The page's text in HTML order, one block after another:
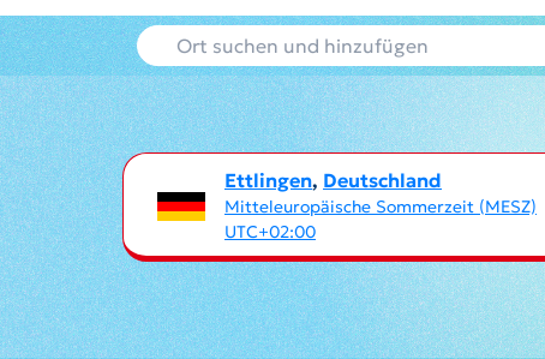
Ettlingen, Deutschland
Mitteleuropäische Sommerzeit (MESZ)
UTC+02:00